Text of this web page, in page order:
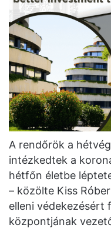
A rendőrök a
intézkedtek a
hétfőn életbe
– közölte Kiss
elleni védekezésért
központjának